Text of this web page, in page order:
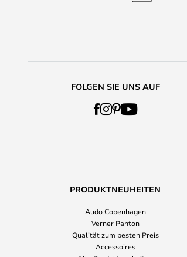
FOLGEN SIE UNS AUF
PRODUKTNEUHEITEN
Audo Copenhagen
Verner Panton
Qualität zum besten Preis
Accessoires